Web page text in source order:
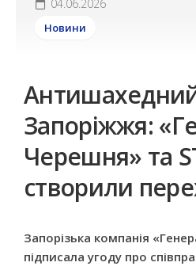
04.06.2026
Новини
Запоріжжя:
Черешня» та
створили
Запорізька компанія
підписала угоду про